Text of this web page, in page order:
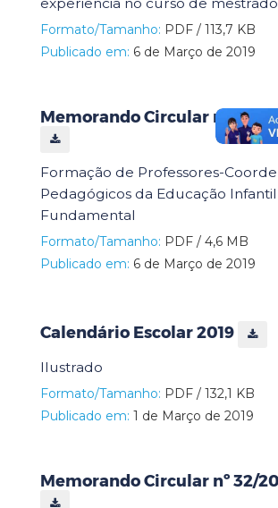
Formato/Tamanho: PDF / 113,7 KB
Publicado em: 6 de Março de 2019
Memorando Circular nº 34/
Formação de Professores-
Pedagógicos da Educação
Fundamental
Formato/Tamanho: PDF / 4,6 MB
Publicado em: 6 de Março de 2019
Calendário Escolar 2019
Ilustrado
Formato/Tamanho: PDF / 132,1 KB
Publicado em: 1 de Março de 2019
Memorando Circular nº 32/